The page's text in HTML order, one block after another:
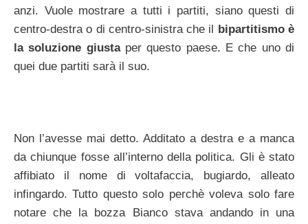
anzi. Vuole mostrare a tutti i partiti, siano questi di
centro-destra o di centro-sinistra che il bipartitismo è
la soluzione giustaper questo paese. E che uno di
quei due partiti sarà il suo.
Non l’avesse mai detto. Additato a destra e a manca
da chiunque fosse all’interno della politica. Gli è stato
affibiato il nome di voltafaccia, bugiardo, alleato
infingardo. Tutto questo solo perchè voleva solo fare
notare che la bozza Bianco stava andando in una